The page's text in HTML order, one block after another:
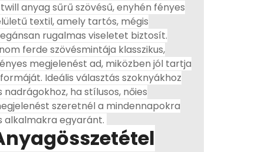
anyag sűrű szövésű, enyhén fényes
textil, amely tartós, mégis
rugalmas viseletet biztosít.
ferde szövésmintája klasszikus,
megjelenést ad, miközben jól tartja
Ideális választás szoknyákhoz
nadrágokhoz, ha stílusos, nőies
szeretnél a mindennapokra
alkalmakra egyaránt.